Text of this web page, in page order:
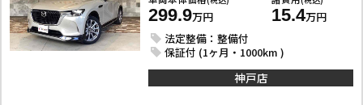
299.9万円 15.4万円
法定整備：整備付
保証付 (1ヶ月・1000km )
神戸店